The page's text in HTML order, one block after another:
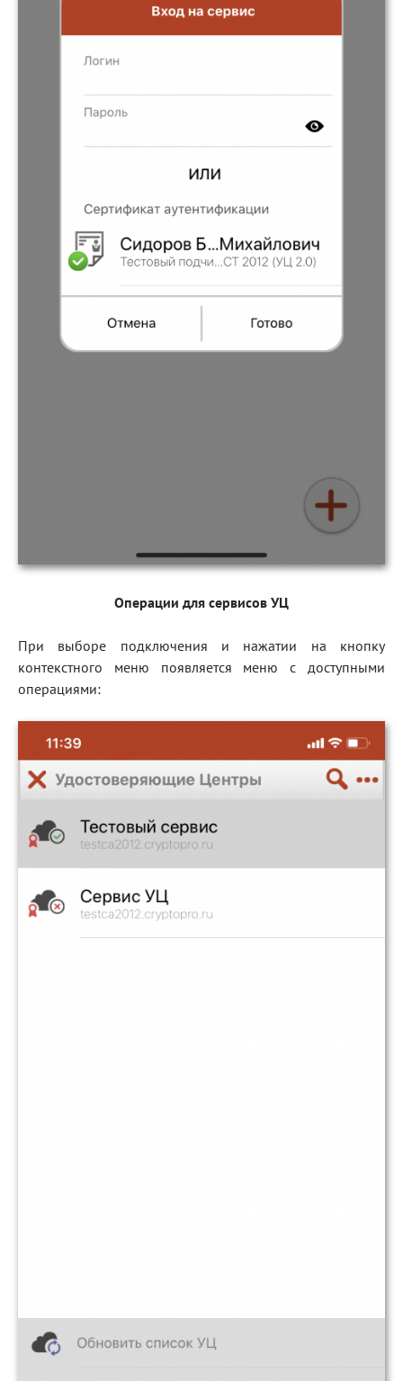
Операции для сервисов УЦ
При выборе подключения и нажатии на кнопку
контекстного меню появляется меню с доступными
операциями: